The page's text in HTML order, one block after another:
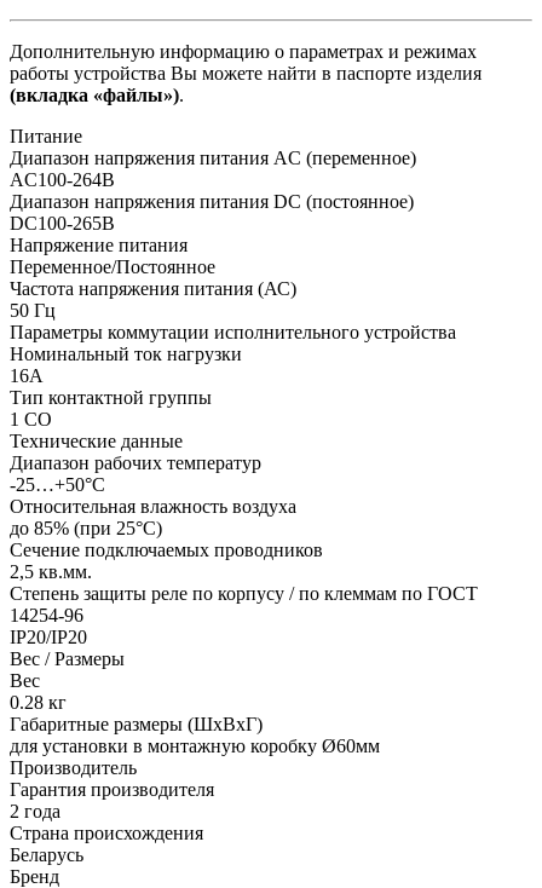
Дополнительную информацию о параметрах и режимах
работы устройства Вы можете найти в паспорте изделия
(вкладка «файлы»).
Питание
Диапазон напряжения питания AC (переменное)
AC100-264В
Диапазон напряжения питания DC (постоянное)
DC100-265В
Напряжение питания
Переменное/Постоянное
Частота напряжения питания (АС)
50 Гц
Параметры коммутации исполнительного устройства
Номинальный ток нагрузки
16А
Тип контактной группы
1 СO
Технические данные
Диапазон рабочих температур
-25…+50°С
Относительная влажность воздуха
до 85% (при 25°С)
Сечение подключаемых проводников
2,5 кв.мм.
Степень защиты реле по корпусу / по клеммам по ГОСТ
14254-96
IP20/IP20
Вес / Размеры
Вес
0.28 кг
Габаритные размеры (ШхВхГ)
для установки в монтажную коробку Ø60мм
Производитель
Гарантия производителя
2 года
Страна происхождения
Беларусь
Бренд